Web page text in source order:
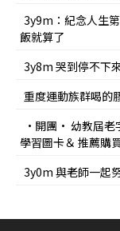
3y9m：紀念人生
飯就算了
3y8m 哭到停不下
重度運動族群喝的
•開團• 幼教屆老
學習圖卡＆ 推薦購
3y0m 與老師一起